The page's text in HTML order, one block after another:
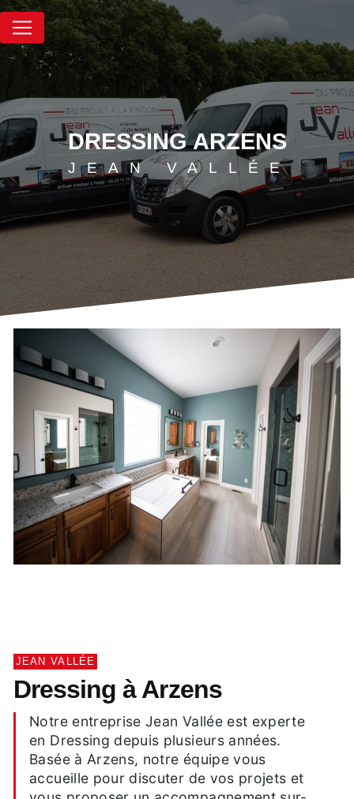
DRESSING ARZENS
JEAN VALLÉE
JEAN VALLÉE
Dressing à Arzens
Notre entreprise Jean Vallée est experte
en Dressing depuis plusieurs années.
Basée à Arzens, notre équipe vous
accueille pour discuter de vos projets et
Panneau de gestion des cookies